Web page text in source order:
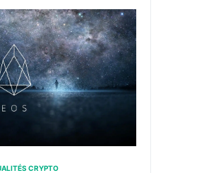
acheter ?
lance un fonds de 100 millions de
CRYPTO